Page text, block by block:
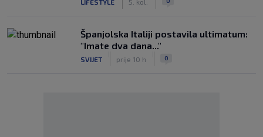
Španjolska Italiji postavila ultimatum:
"Imate dva dana..."
SVIJET prije 10 h 0